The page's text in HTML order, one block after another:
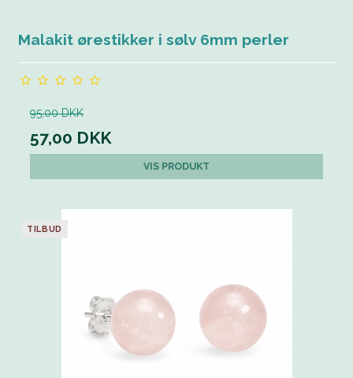
Malakit ørestikker i sølv 6mm perler
95,00 DKK
57,00 DKK
VIS PRODUKT
TILBUD